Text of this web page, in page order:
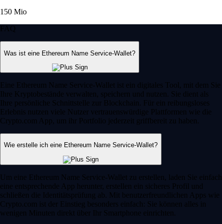
150 Mio
FAQ
Was ist eine Ethereum Name Service-Wallet?
Eine Ethereum Name Service-Wallet ist ein digitales Tool, mit dem Sie
Ihre Kryptobestände verwalten, speichern und nutzen. Sie dient als
Ihre persönliche Schnittstelle zur Blockchain. Für ein reibungsloses
Erlebnis nutzen viele Nutzer vertrauenswürdige Plattformen wie die
Crypto.com App, um ihr Portfolio jederzeit griffbereit zu haben.
Wie erstelle ich eine Ethereum Name Service-Wallet?
Um eine Ethereum Name Service-Wallet zu erstellen, laden Sie einfach
eine entsprechende App herunter, erstellen ein sicheres Profil und
schließen die Identitätsprüfung ab. Mit benutzerfreundlichen Apps wie
Crypto.com ist der Einstieg besonders einfach: Sie können alles in
wenigen Minuten direkt über Ihr Smartphone einrichten.